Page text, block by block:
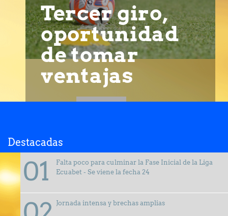
Tercer giro,
oportunidad
de tomar
ventajas
Destacadas
Falta poco para culminar la Fase Inicial de la Liga
Ecuabet - Se viene la fecha 24
Jornada intensa y brechas amplias